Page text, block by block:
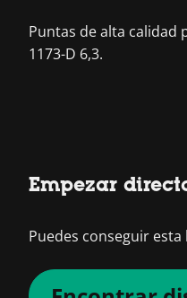
Puntas de alta calidad
1173-D 6,3.
Empezar
Puedes conseguir